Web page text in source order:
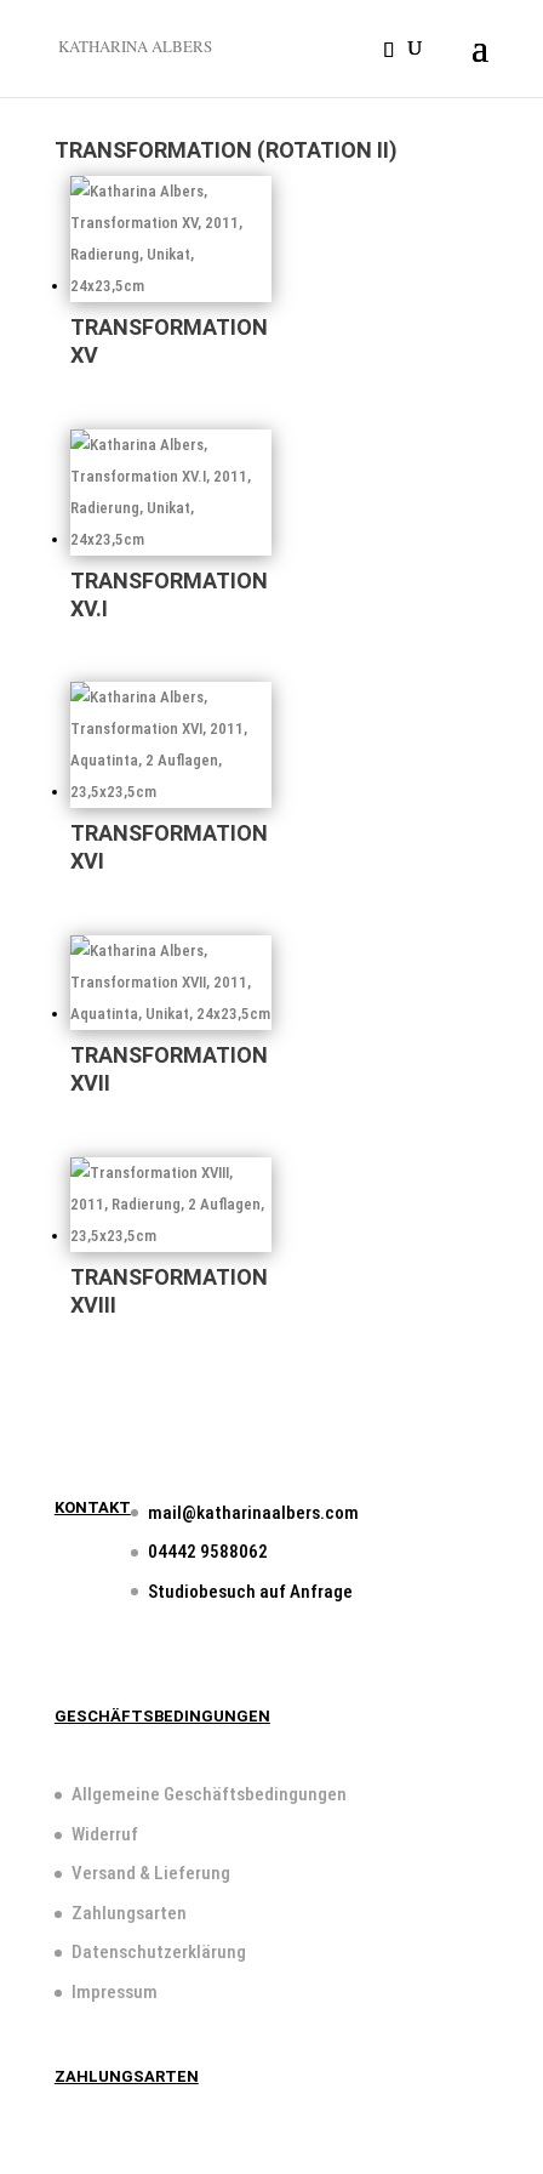
KATHARINA ALBERS
TRANSFORMATION (ROTATION II)
TRANSFORMATION
XV
TRANSFORMATION
XV.I
TRANSFORMATION
XVI
TRANSFORMATION
XVII
TRANSFORMATION
XVIII
KONTAKT
mail@katharinaalbers.com
04442 9588062
Studiobesuch auf Anfrage
GESCHÄFTSBEDINGUNGEN
Allgemeine Geschäftsbedingungen
Widerruf
Versand & Lieferung
Zahlungsarten
Datenschutzerklärung
Impressum
ZAHLUNGSARTEN